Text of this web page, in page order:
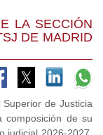
LA SECCIÓN
DE MADRID
de Justicia
de su